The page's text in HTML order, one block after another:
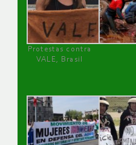
Protestas contra
VALE, Brasil